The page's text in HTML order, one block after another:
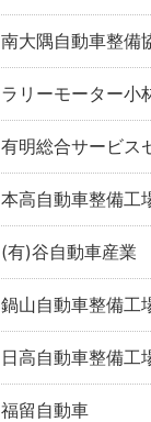
南大隅自動車整備
ラリーモーター小
有明総合サービス
本高自動車整備工
(有)谷自動車産業
鍋山自動車整備工
日高自動車整備工
福留自動車